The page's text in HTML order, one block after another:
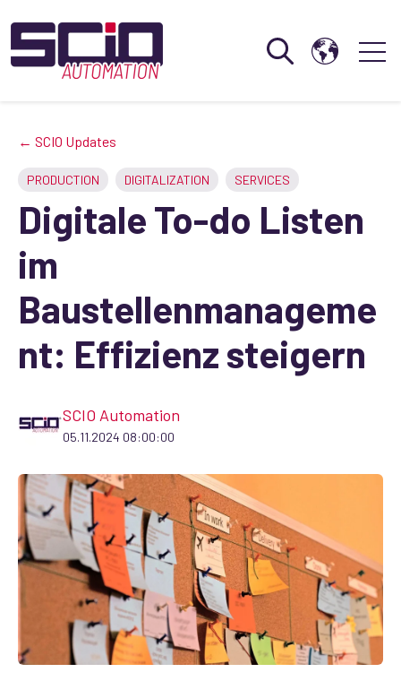
Open
Open search
← SCIO Updates
PRODUCTION DIGITALIZATION SERVICES
Digitale To-do Listen
im
Baustellenmanageme
nt: Effizienz steigern
SCIO Automation
05.11.2024 08:00:00